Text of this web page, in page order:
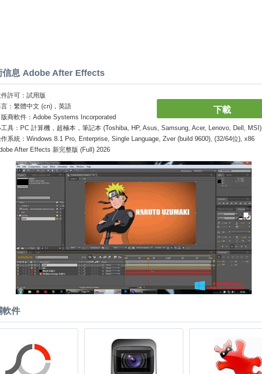
信息 Adobe After Effects
下載
許可：試用版
：繁體中文 (cn)，英語
商軟件：Adobe Systems Incorporated
具：PC 計算機，超極本，筆記本 (Toshiba, HP, Asus, Samsung, Acer, Lenovo, Dell, MSI)
系統：Windows 8.1 Pro, Enterprise, Single Language, Zver (build 9600), (32/64位), x86
After Effects 新完整版 (Full) 2026
軟件